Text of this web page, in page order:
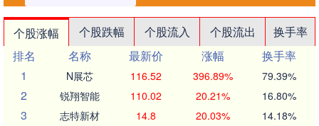
个股涨幅 个股跌幅 个股流入 个股流出
换手率
排名
名称 最新价 涨幅
换手率
1
N展芯 116.52 396.89% 79.39%
2 锐翔智能 110.02 20.21% 16.80%
3 志特新材 14.8 20.03% 14.18%